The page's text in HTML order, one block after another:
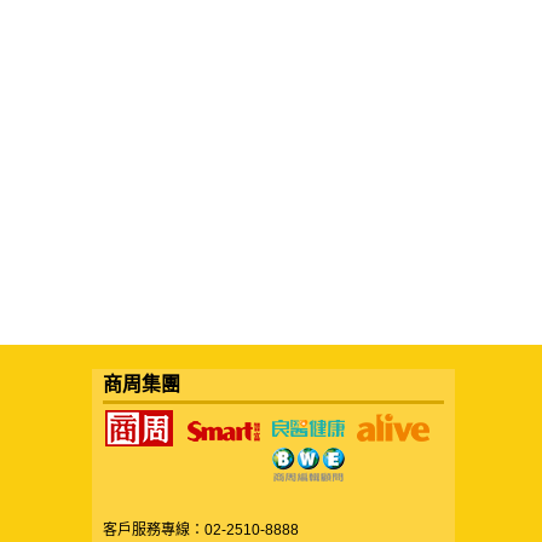
商周集團
客戶服務專線：02-2510-8888